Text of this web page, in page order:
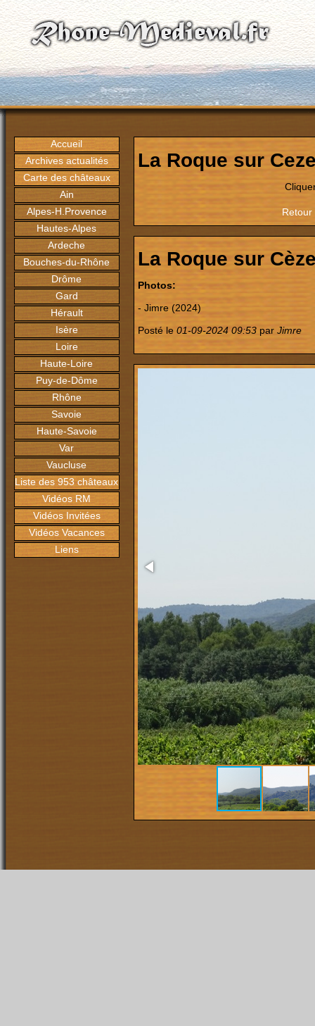
Accueil
Archives actualités
Carte des châteaux
Ain
Alpes-H.Provence
Hautes-Alpes
Ardeche
Bouches-du-Rhône
Drôme
Gard
Hérault
Isère
Loire
Haute-Loire
Puy-de-Dôme
Rhône
Savoie
Haute-Savoie
Var
Vaucluse
Liste des 953 châteaux
Vidéos RM
Vidéos Invitées
Vidéos Vacances
Liens
La Roque sur
La Roque sur
Photos:
- Jimre (2024)
Posté le 01-09-2024 09:53 par Jimre